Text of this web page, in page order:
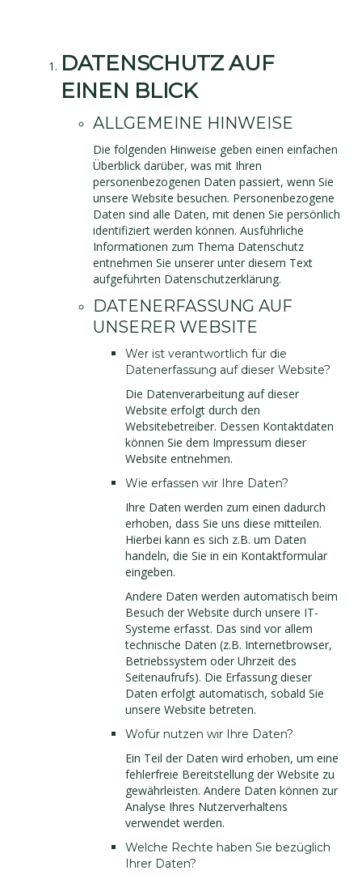
DATENSCHUTZ AUF
EINEN BLICK
ALLGEMEINE HINWEISE
Die folgenden Hinweise geben einen einfachen
Überblick darüber, was mit Ihren
personenbezogenen Daten passiert, wenn Sie
unsere Website besuchen. Personenbezogene
Daten sind alle Daten, mit denen Sie persönlich
identifiziert werden können. Ausführliche
Informationen zum Thema Datenschutz
entnehmen Sie unserer unter diesem Text
aufgeführten Datenschutzerklärung.
DATENERFASSUNG AUF
UNSERER WEBSITE
Wer ist verantwortlich für die
Datenerfassung auf dieser Website?
Die Datenverarbeitung auf dieser
Website erfolgt durch den
Websitebetreiber. Dessen Kontaktdaten
können Sie dem Impressum dieser
Website entnehmen.
Wie erfassen wir Ihre Daten?
Ihre Daten werden zum einen dadurch
erhoben, dass Sie uns diese mitteilen.
Hierbei kann es sich z.B. um Daten
handeln, die Sie in ein Kontaktformular
eingeben.
Andere Daten werden automatisch beim
Besuch der Website durch unsere IT-
Systeme erfasst. Das sind vor allem
technische Daten (z.B. Internetbrowser,
Betriebssystem oder Uhrzeit des
Seitenaufrufs). Die Erfassung dieser
Daten erfolgt automatisch, sobald Sie
unsere Website betreten.
Wofür nutzen wir Ihre Daten?
Ein Teil der Daten wird erhoben, um eine
fehlerfreie Bereitstellung der Website zu
gewährleisten. Andere Daten können zur
Analyse Ihres Nutzerverhaltens
verwendet werden.
Welche Rechte haben Sie bezüglich
Ihrer Daten?